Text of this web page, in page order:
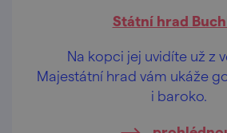
Státní hrad
Na kopci jej uvidíte už z
Majestátní hrad vám ukáže
i baroko.